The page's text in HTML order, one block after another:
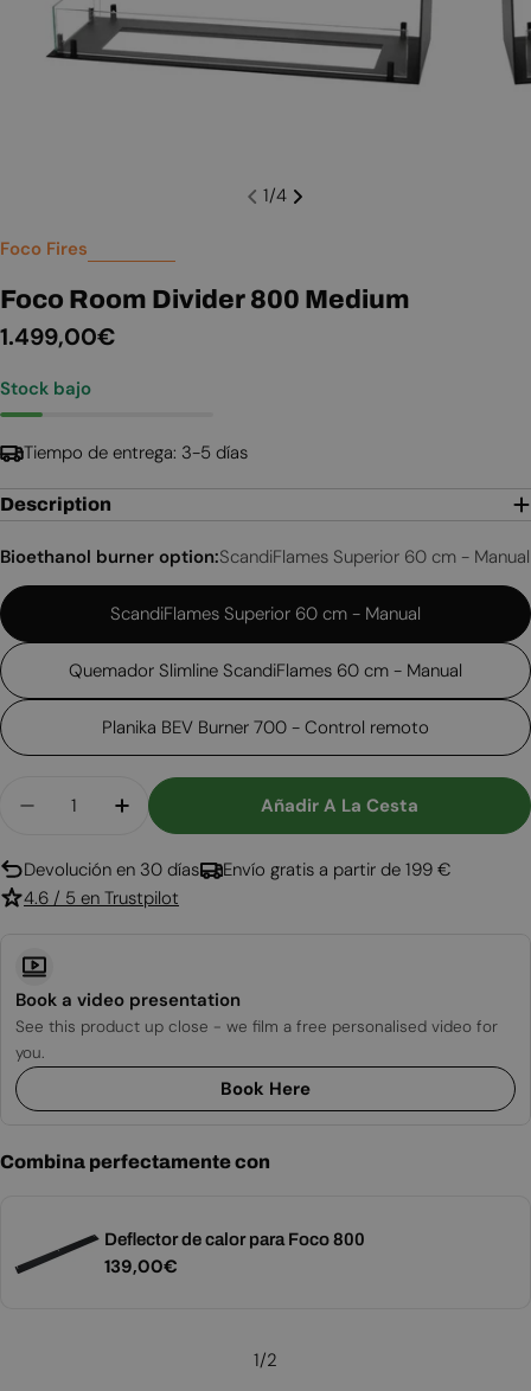
1/4
Foco Fires
Foco Room Divider 800 Medium
Precio
1.499,00€
Stock bajo
Tiempo de entrega: 3-5 días
Description
Bioethanol burner option:ScandiFlames Superior 60 cm - Manual
ScandiFlames Superior 60 cm - Manual
Quemador Slimline ScandiFlames 60 cm - Manual
Planika BEV Burner 700 - Control remoto
Disminuir
Añadir A La Cesta
Devolución en 30 días
Envío gratis a partir de 199 €
4.6 / 5 en Trustpilot
Book a video presentation
See this product up close - we film a free personalised video for
you.
Book Here
Combina perfectamente con
Deflector de calor para Foco 800
Precio
139,00€
1/2